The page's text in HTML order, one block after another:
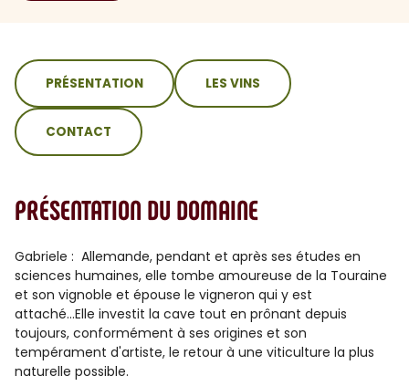
sommaire
PRÉSENTATION LES VINS
CONTACT
PRÉSENTATION DU DOMAINE
Gabriele : Allemande, pendant et après ses études en
sciences humaines, elle tombe amoureuse de la Touraine
et son vignoble et épouse le vigneron qui y est
attaché...Elle investit la cave tout en prônant depuis
toujours, conformément à ses origines et son
tempérament d'artiste, le retour à une viticulture la plus
naturelle possible.